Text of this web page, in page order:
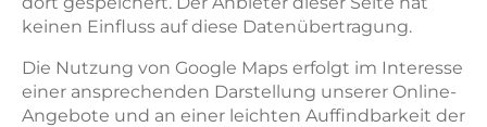
keinen Einfluss auf diese Datenübertragung.
Die Nutzung von Google Maps erfolgt im Interesse
einer ansprechenden Darstellung unserer Online-
Angebote und an einer leichten Auffindbarkeit der